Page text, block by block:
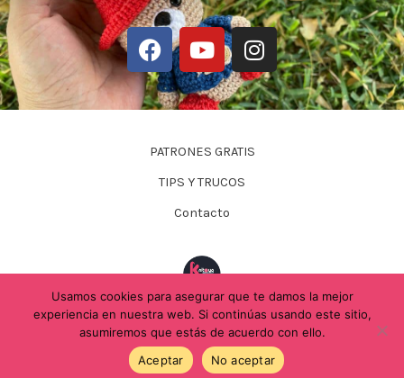
F
a
c
e
o
o
k
Y
o
u
t
b
e
I
n
s
t
g
PATRONES GRATIS
TIPS Y TRUCOS
Contacto
Knitoys & Crafts
Usamos cookies para asegurar que te damos la mejor
experiencia en nuestra web. Si continúas usando este sitio,
asumiremos que estás de acuerdo con ello.
Aceptar
No aceptar